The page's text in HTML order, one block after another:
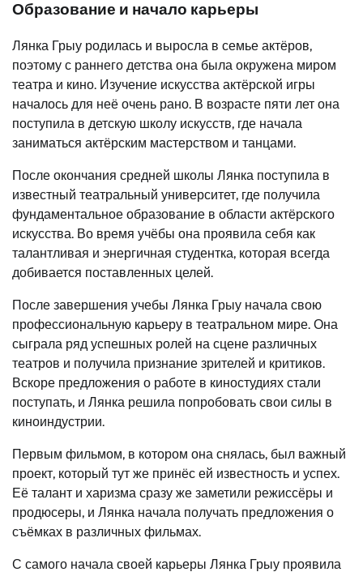
Образование и начало карьеры
Лянка Грыу родилась и выросла в семье актёров,
поэтому с раннего детства она была окружена миром
театра и кино. Изучение искусства актёрской игры
началось для неё очень рано. В возрасте пяти лет она
поступила в детскую школу искусств, где начала
заниматься актёрским мастерством и танцами.
После окончания средней школы Лянка поступила в
известный театральный университет, где получила
фундаментальное образование в области актёрского
искусства. Во время учёбы она проявила себя как
талантливая и энергичная студентка, которая всегда
добивается поставленных целей.
После завершения учебы Лянка Грыу начала свою
профессиональную карьеру в театральном мире. Она
сыграла ряд успешных ролей на сцене различных
театров и получила признание зрителей и критиков.
Вскоре предложения о работе в киностудиях стали
поступать, и Лянка решила попробовать свои силы в
киноиндустрии.
Первым фильмом, в котором она снялась, был важный
проект, который тут же принёс ей известность и успех.
Её талант и харизма сразу же заметили режиссёры и
продюсеры, и Лянка начала получать предложения о
съёмках в различных фильмах.
С самого начала своей карьеры Лянка Грыу проявила